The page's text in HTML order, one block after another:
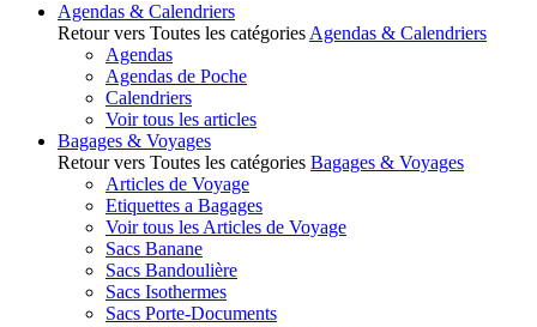
Agendas & Calendriers
Retour vers Toutes les catégories Agendas & Calendriers
Agendas
Agendas de Poche
Calendriers
Voir tous les articles
Bagages & Voyages
Retour vers Toutes les catégories Bagages & Voyages
Articles de Voyage
Etiquettes a Bagages
Voir tous les Articles de Voyage
Sacs Banane
Sacs Bandoulière
Sacs Isothermes
Sacs Porte-Documents